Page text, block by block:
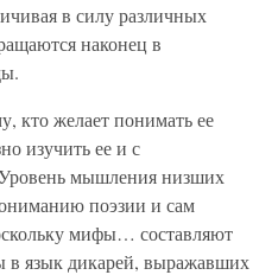
в силу различных
наконец в
кто желает понимать ее
изучить ее и с
мышления низших
поэзии и сам
мифы… составляют
в язык дикарей, выражавших